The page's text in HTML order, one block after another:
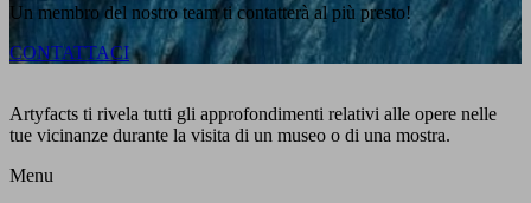
Un membro del nostro team ti contatterà al più presto!
CONTATTACI
Artyfacts ti rivela tutti gli approfondimenti relativi alle opere nelle
tue vicinanze durante la visita di un museo o di una mostra.
Menu